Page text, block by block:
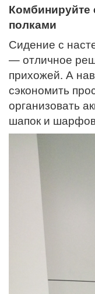
Комбинируйте
полками
Сидение с
— отличное
прихожей. А
сэкономить
организовать
шапок и